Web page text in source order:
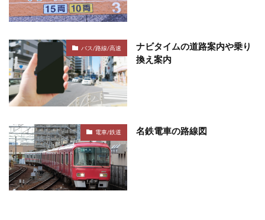
バス/路線/高速
ナビタイムの道路案内や乗り
換え案内
電車/鉄道 名鉄電車の路線図